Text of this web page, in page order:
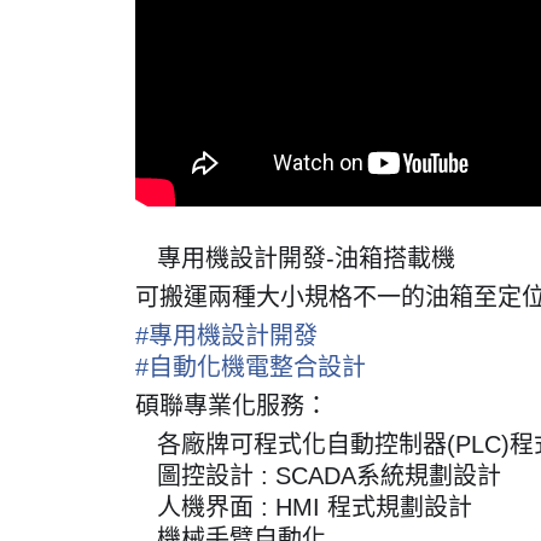
📍
專用機設計開發-油箱搭載機
可搬運兩種大小規格不一的油箱至定
#專用機設計開發
#自動化機電整合設計
碩聯專業化服務：
各廠牌可程式化自動控制器(PLC)程
圖控設計 : SCADA系統規劃設計
人機界面 : HMI 程式規劃設計